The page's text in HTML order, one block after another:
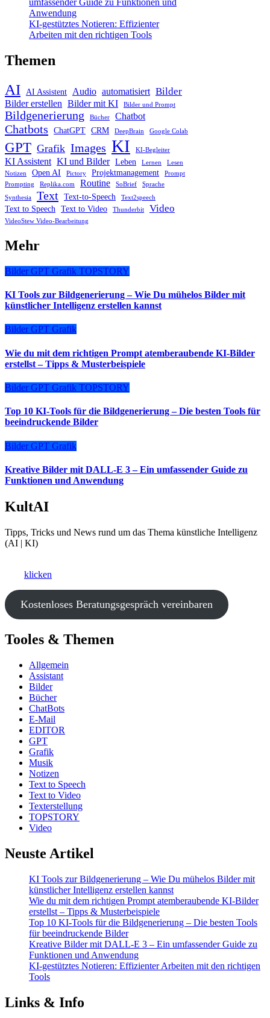
umfassender Guide zu Funktionen und
Anwendung
KI-gestütztes Notieren: Effizienter
Arbeiten mit den richtigen Tools
Themen
AI AI Assistent Audio automatisiert Bilder
Bilder erstellen Bilder mit KI Bilder und Prompt
Bildgenerierung Bücher Chatbot
Chatbots ChatGPT CRM DeepBrain Google Colab
GPT Grafik Images KI KI-Begleiter
KI Assistent KI und Bilder Leben Lernen
Lesen
Notizen
Open AI Pictory Projektmanagement
Prompt
Prompting
Replika.com Routine SoBrief
Sprache
Synthesia
Text Text-to-Speech Text2speech
Text to Speech Text to Video Thunderbit Video
VideoStew Video-Bearbeitung
Mehr
Bilder GPT Grafik TOPSTORY
KI Tools zur Bildgenerierung – Wie Du mühelos Bilder mit
künstlicher Intelligenz erstellen kannst
Bilder GPT Grafik
Wie du mit dem richtigen Prompt atemberaubende KI-Bilder
erstellst – Tipps & Musterbeispiele
Bilder GPT Grafik TOPSTORY
Top 10 KI-Tools für die Bildgenerierung – Die besten Tools für
beeindruckende Bilder
Bilder GPT Grafik
Kreative Bilder mit DALL-E 3 – Ein umfassender Guide zu
Funktionen und Anwendung
KultAI
Tipps, Tricks und News rund um das Thema künstliche Intelligenz
(AI | KI)
klicken
Kostenloses Beratungsgespräch vereinbaren
Tooles & Themen
Allgemein
Assistant
Bilder
Bücher
ChatBots
E-Mail
EDITOR
GPT
Grafik
Musik
Notizen
Text to Speech
Text to Video
Texterstellung
TOPSTORY
Video
Neuste Artikel
KI Tools zur Bildgenerierung – Wie Du mühelos Bilder mit
künstlicher Intelligenz erstellen kannst
Wie du mit dem richtigen Prompt atemberaubende KI-Bilder
erstellst – Tipps & Musterbeispiele
Top 10 KI-Tools für die Bildgenerierung – Die besten Tools
für beeindruckende Bilder
Kreative Bilder mit DALL-E 3 – Ein umfassender Guide zu
Funktionen und Anwendung
KI-gestütztes Notieren: Effizienter Arbeiten mit den richtigen
Tools
Links & Info